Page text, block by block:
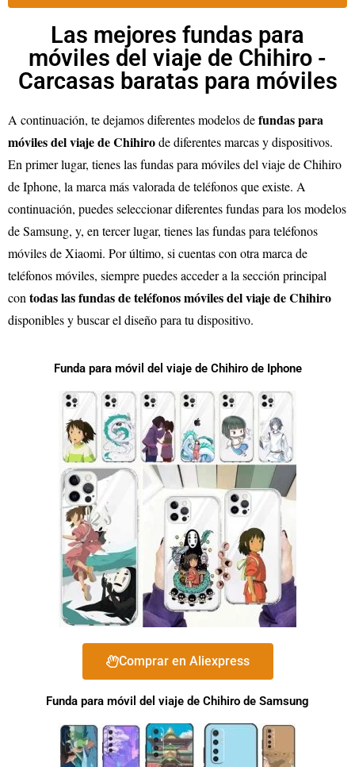
Las mejores fundas para
móviles del viaje de Chihiro -
Carcasas baratas para móviles
A continuación, te dejamos diferentes modelos defundas para
móviles del viaje de Chihirode diferentes marcas y dispositivos.
En primer lugar, tienes las fundas para móviles del viaje de Chihiro
de Iphone, la marca más valorada de teléfonos que existe. A
continuación, puedes seleccionar diferentes fundas para los modelos
de Samsung, y, en tercer lugar, tienes las fundas para teléfonos
móviles de Xiaomi. Por último, si cuentas con otra marca de
teléfonos móviles, siempre puedes acceder a la sección principal
contodas las fundas de teléfonos móviles del viaje de Chihiro
disponibles y buscar el diseño para tu dispositivo.
Funda para móvil del viaje de Chihiro de Iphone
Comprar en Aliexpress
Funda para móvil del viaje de Chihiro de Samsung